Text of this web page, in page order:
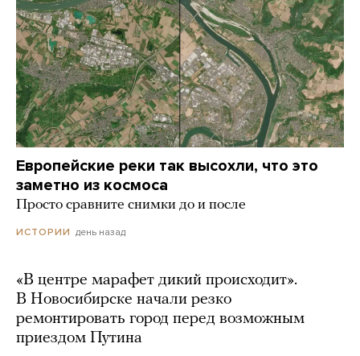
Европейские реки так высохли, что это
заметно из космоса
Просто сравните снимки до и после
ИСТОРИИ день назад
«В центре марафет дикий происходит».
В Новосибирске начали резко
ремонтировать город перед возможным
приездом Путина